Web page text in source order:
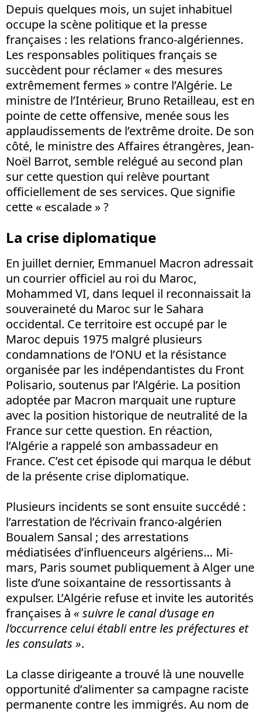
Depuis quelques mois, un sujet inhabituel
occupe la scène politique et la presse
françaises : les relations franco-algériennes.
Les responsables politiques français se
succèdent pour réclamer « des mesures
extrêmement fermes » contre l’Algérie. Le
ministre de l’Intérieur, Bruno Retailleau, est en
pointe de cette offensive, menée sous les
applaudissements de l’extrême droite. De son
côté, le ministre des Affaires étrangères, Jean-
Noël Barrot, semble relégué au second plan
sur cette question qui relève pourtant
officiellement de ses services. Que signifie
cette « escalade » ?
La crise diplomatique
En juillet dernier, Emmanuel Macron adressait
un courrier officiel au roi du Maroc,
Mohammed VI, dans lequel il reconnaissait la
souveraineté du Maroc sur le Sahara
occidental. Ce territoire est occupé par le
Maroc depuis 1975 malgré plusieurs
condamnations de l’ONU et la résistance
organisée par les indépendantistes du Front
Polisario, soutenus par l’Algérie. La position
adoptée par Macron marquait une rupture
avec la position historique de neutralité de la
France sur cette question. En réaction,
l’Algérie a rappelé son ambassadeur en
France. C’est cet épisode qui marqua le début
de la présente crise diplomatique.
Plusieurs incidents se sont ensuite succédé :
l’arrestation de l’écrivain franco-algérien
Boualem Sansal ; des arrestations
médiatisées d’influenceurs algériens… Mi-
mars, Paris soumet publiquement à Alger une
liste d’une soixantaine de ressortissants à
expulser. L’Algérie refuse et invite les autorités
françaises à « suivre le canal d’usage en
l’occurrence celui établi entre les préfectures et
les consulats ».
La classe dirigeante a trouvé là une nouvelle
opportunité d’alimenter sa campagne raciste
permanente contre les immigrés. Au nom de